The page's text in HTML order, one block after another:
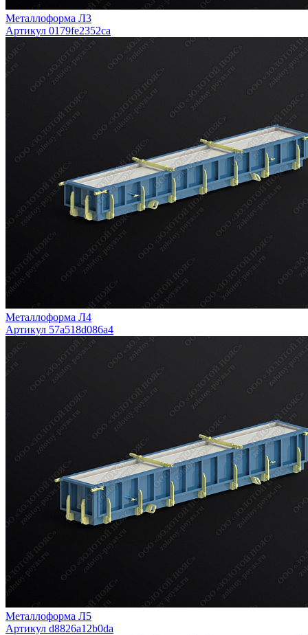
Металлоформа Л3
Артикул 0179fe2352ca
Металлоформа Л4
Артикул 57a518d086a4
Металлоформа Л5
Артикул d8826a12b0da